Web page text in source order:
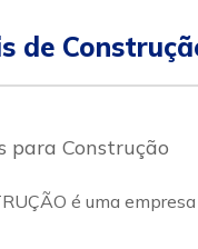
de
para Construção
é uma